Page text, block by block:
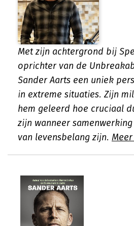
Met zijn achtergrond bij
oprichter van de
Sander Aarts een uniek
in extreme situaties. Zijn
hem geleerd hoe cruciaal
zijn wanneer
van levensbelang zijn.